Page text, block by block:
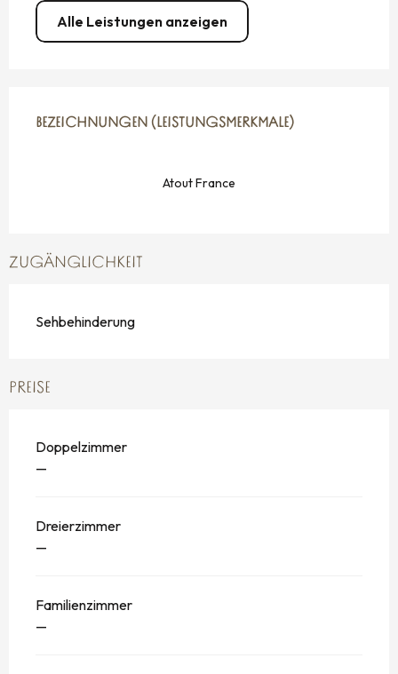
Alle Leistungen anzeigen
BEZEICHNUNGEN (LEISTUNGSMERKMALE)
BEZEICHNUNGEN (LEISTUNGSMERKMALE)
Atout France
ZUGÄNGLICHKEIT
Sehbehinderung
PREISE
Doppelzimmer
—
Dreierzimmer
—
Familienzimmer
—